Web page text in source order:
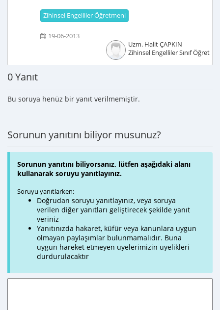
Zihinsel Engelliler Öğretmeni
19-06-2013
Uzm. Halit ÇAPKIN
Zihinsel Engelliler Sınıf
0 Yanıt
Bu soruya henüz bir yanıt verilmemiştir.
Sorunun yanıtını biliyor musunuz?
Sorunun yanıtını biliyorsanız, lütfen aşağıdaki alanı
kullanarak soruyu yanıtlayınız.
Soruyu yanıtlarken:
Doğrudan soruyu yanıtlayınız, veya soruya
verilen diğer yanıtları geliştirecek şekilde yanıt
veriniz
Yanıtınızda hakaret, küfür veya kanunlara uygun
olmayan paylaşımlar bulunmamalıdır. Buna
uygun hareket etmeyen üyelerimizin üyelikleri
durdurulacaktır